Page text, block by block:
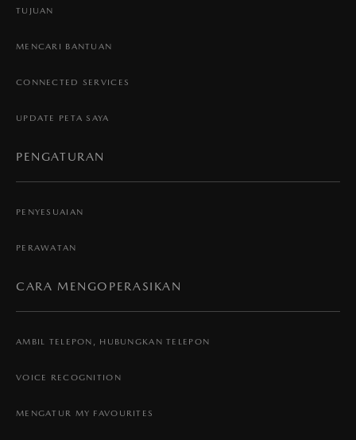
TUJUAN
MENCARI BANTUAN
CONNECTED SERVICES
UPDATE PETA SAYA
PENGATURAN
PENYESUAIAN
PERAWATAN
CARA MENGOPERASIKAN
AMBIL TELEPON, HUBUNGKAN TELEPON
VOICE RECOGNITION
MENGATUR MY FAVOURITES